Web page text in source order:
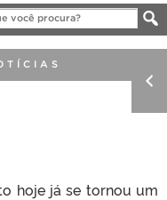
Canais
hoje já se tornou um